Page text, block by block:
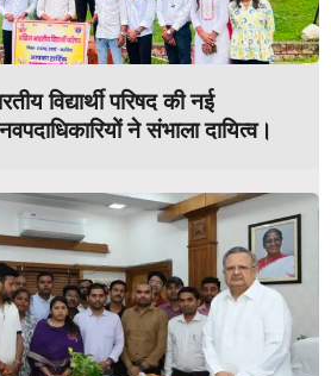
विद्यार्थी परिषद की नई
ने संभाला दायित्व।